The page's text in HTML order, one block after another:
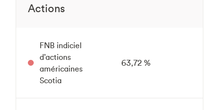
Actions
FNB indiciel
d’actions
américaines
Scotia
63,72 %